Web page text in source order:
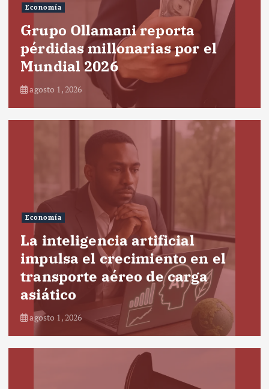
Economía
Grupo Ollamani reporta
pérdidas millonarias por el
Mundial 2026
agosto 1, 2026
Economía
La inteligencia artificial
impulsa el crecimiento en el
transporte aéreo de carga
asiático
agosto 1, 2026